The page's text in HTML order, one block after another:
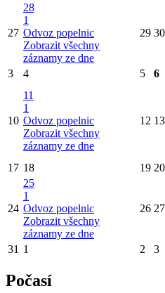
27
28
1
Odvoz popelnic
Zobrazit všechny
záznamy ze dne
29 30
3 4 5 6
10
11
1
Odvoz popelnic
Zobrazit všechny
záznamy ze dne
12 13
17 18 19 20
24
25
1
Odvoz popelnic
Zobrazit všechny
záznamy ze dne
26 27
31 1 2 3
Počasí